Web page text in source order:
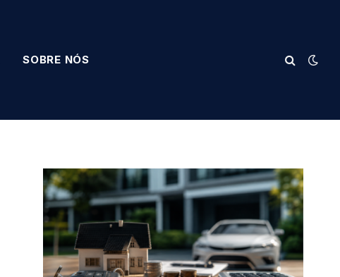
SOBRE NÓS